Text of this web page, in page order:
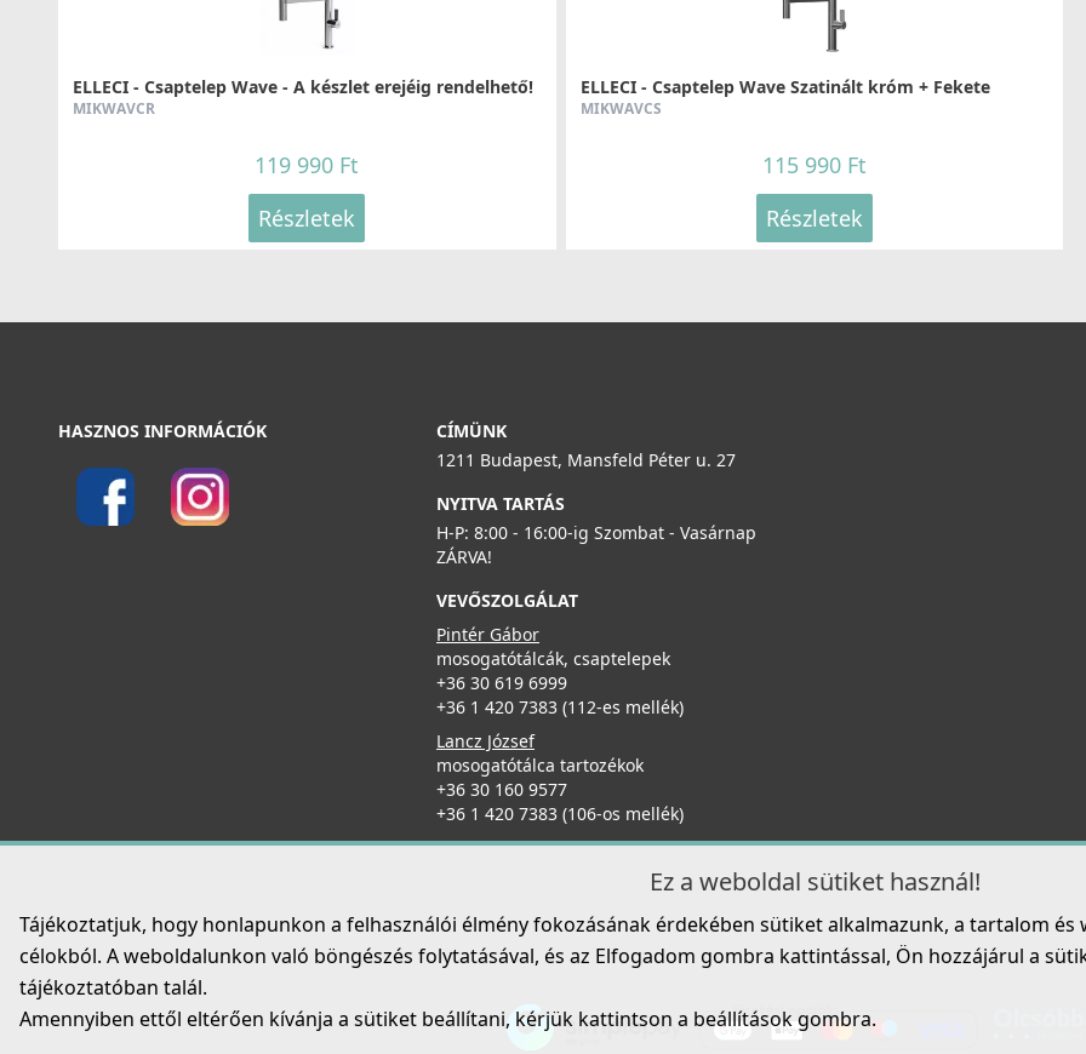
ELLECI - Csaptelep Wave - A készlet erejéig rendelhető!
MIKWAVCR
119 990 Ft
Részletek
ELLECI - Csaptelep Wave Szatinált króm + Fekete
MIKWAVCS
115 990 Ft
Részletek
HASZNOS INFORMÁCIÓK
CÍMÜNK
1211 Budapest, Mansfeld Péter u. 27
NYITVA TARTÁS
H-P: 8:00 - 16:00-ig Szombat - Vasárnap
ZÁRVA!
VEVŐSZOLGÁLAT
Pintér Gábor
mosogatótálcák, csaptelepek
+36 30 619 6999
+36 1 420 7383 (112-es mellék)
Lancz József
mosogatótálca tartozékok
+36 30 160 9577
+36 1 420 7383 (106-os mellék)
Ez a weboldal sütiket használ!
Tájékoztatjuk, hogy honlapunkon a felhasználói élmény fokozásának érdekében sütiket alkalmazunk, a tartalom
célokból. A weboldalunkon való böngészés folytatásával, és az Elfogadom gombra kattintással, Ön hozzájárul a
tájékoztatóban talál.
Amennyiben ettől eltérően kívánja a sütiket beállítani, kérjük kattintson a beállítások gombra.